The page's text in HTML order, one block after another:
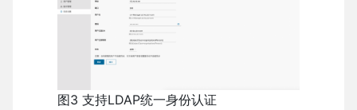
图3 支持LDAP统一身份认证